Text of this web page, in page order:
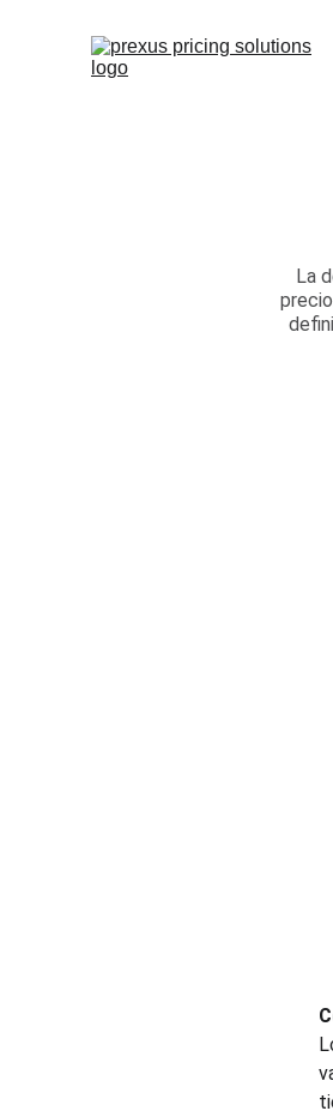
​La